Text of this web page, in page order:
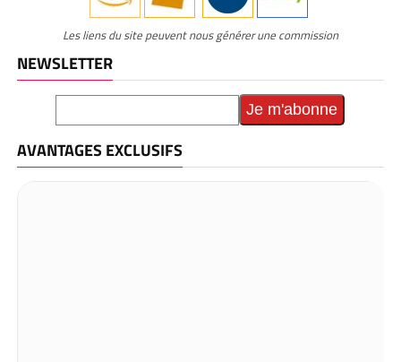
Les liens du site peuvent nous générer une commission
NEWSLETTER
AVANTAGES EXCLUSIFS